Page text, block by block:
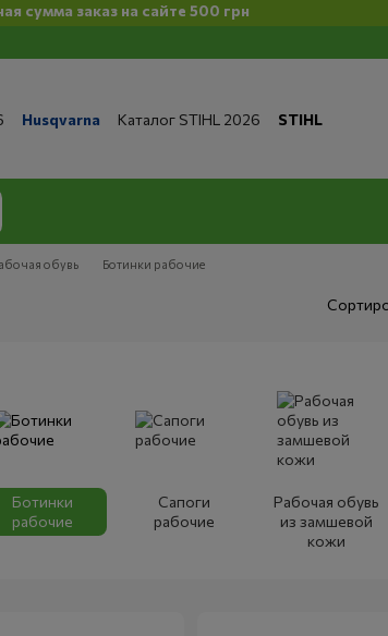
на сайте 500 грн
Husqvarna Каталог STIHL 2026
STIHL
конфиденциальности
обувь Ботинки рабочие
Ботинки
рабочие
Сапоги
рабочие
Рабочая обувь
из замшевой
кожи